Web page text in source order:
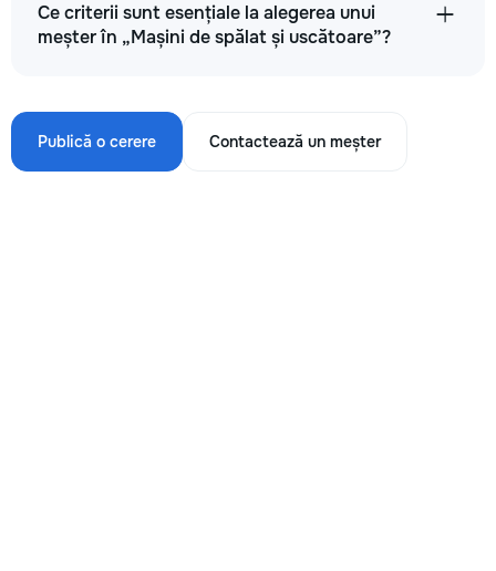
Ce criterii sunt esențiale la alegerea unui
meșter în „Mașini de spălat și uscătoare”?
Publică o cerere Contactează un meșter